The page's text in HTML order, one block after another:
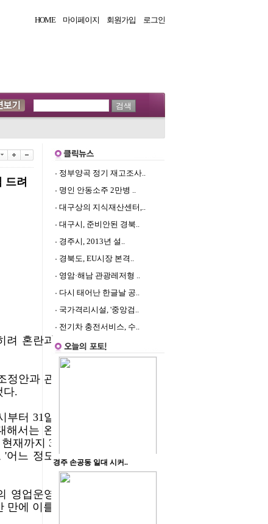
HOME 마이페이지 회원가입 로그인
드려
려 혼란과
정안과 관
다.
부터 31일
해서는 완
재까지 3
어느 정도
영업운영
만에 이를
정부양곡 정기 재고조사..
명인 안동소주 2만병 ..
대구상의 지식재산센터,..
대구시, 준비안된 경북..
경주시, 2013년 설..
경북도, EU시장 본격..
영암·해남 관광레저형 ..
다시 태어난 한글날 공..
국가격리시설, '중앙검..
전기차 충전서비스, 수..